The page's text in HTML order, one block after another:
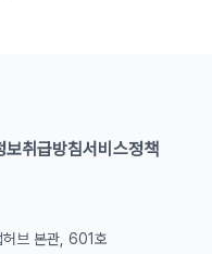
보취급방침서비스정책
허브 본관, 601호